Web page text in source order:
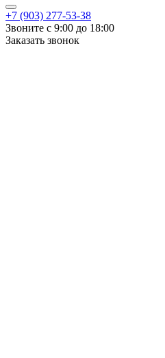
+7 (903) 277-53-38
Звоните с 9:00 до 18:00
Заказать звонок